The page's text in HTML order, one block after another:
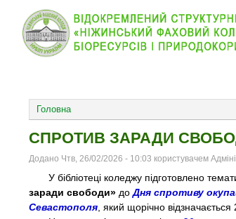
Головна
СПРОТИВ ЗАРАДИ
Додано Чтв, 26/02/2026 - 10:03 користувачем
У бібліотеці коледжу підготовлено
заради свободи» доДня спротиву
Севастополя , який щорічно відзначається